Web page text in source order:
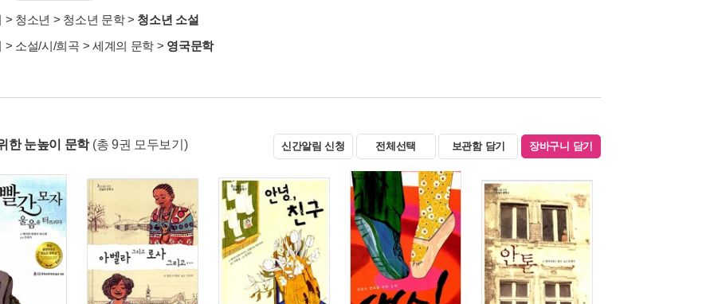
> 청소년 > 청소년 문학> 청소년 소설
> 소설/시/희곡 > 세계의 문학 > 영국문학
한 눈높이 문학 (총 9권 모두보기) 신간알림 신청 전체선택 보관함 담기 장바구니 담기